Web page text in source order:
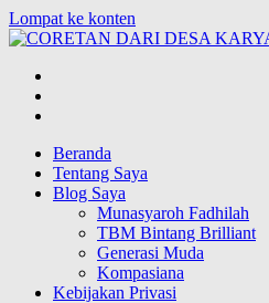
Lompat ke konten
Blog Wong Ndeso yang ingin
Beranda
Tentang Saya
Blog Saya
Munasyaroh Fadhilah
TBM Bintang Brilliant
Generasi Muda
Kompasiana
Kebijakan Privasi